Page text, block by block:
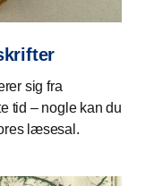
sig fra
tid – nogle kan du
læsesal.